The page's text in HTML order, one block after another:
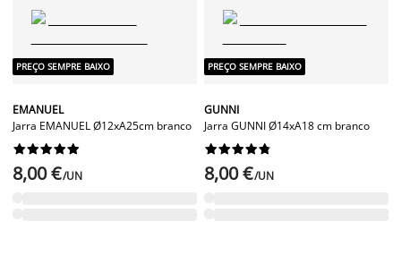
PREÇO SEMPRE BAIXO
EMANUEL
Jarra EMANUEL Ø12xA25cm branco






8,00 €/UN
PREÇO SEMPRE BAIXO
GUNNI
Jarra GUNNI Ø14xA18 cm branco






8,00 €/UN